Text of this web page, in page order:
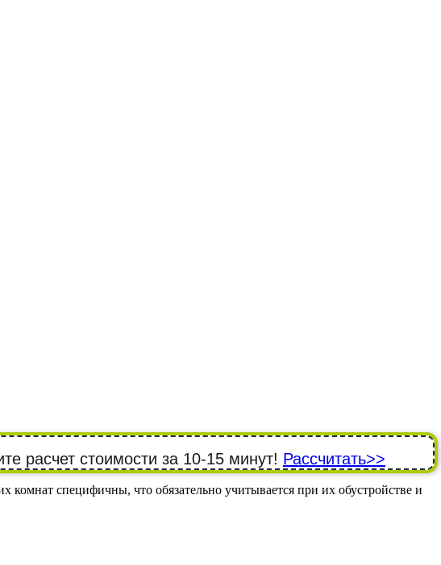
расчет стоимости за 10-15 минут! Рассчитать>>
специфичны, что обязательно учитывается при их обустройстве и